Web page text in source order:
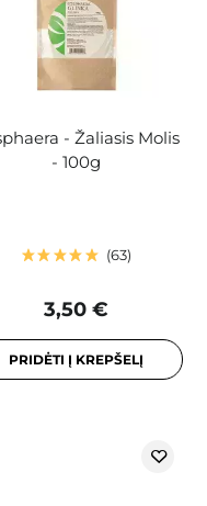
- Žaliasis Molis
- 100g
63
3,50 €
PRIDĖTI Į KREPŠELĮ